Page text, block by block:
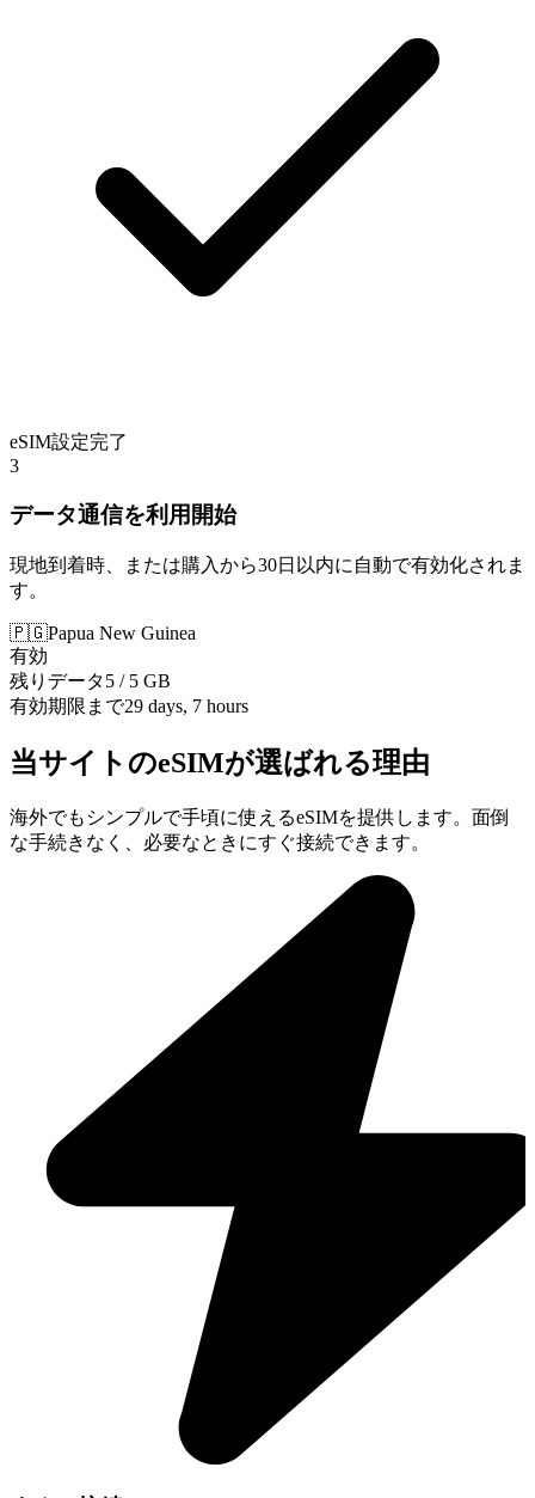
eSIM設定完了
3
データ通信を利用開始
現地到着時、または購入から30日以内に自動で有効化されま
す。
🇵🇬Papua New Guinea
有効
残りデータ5 / 5 GB
有効期限まで29 days, 7 hours
当サイトのeSIMが選ばれる理由
海外でもシンプルで手頃に使えるeSIMを提供します。面倒
な手続きなく、必要なときにすぐ接続できます。